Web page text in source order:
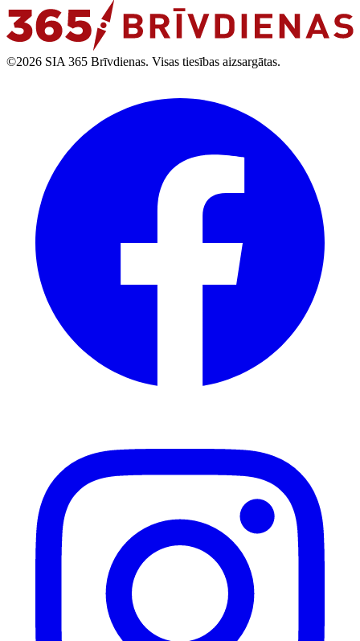
©2026 SIA 365 Brīvdienas. Visas tiesības aizsargātas.